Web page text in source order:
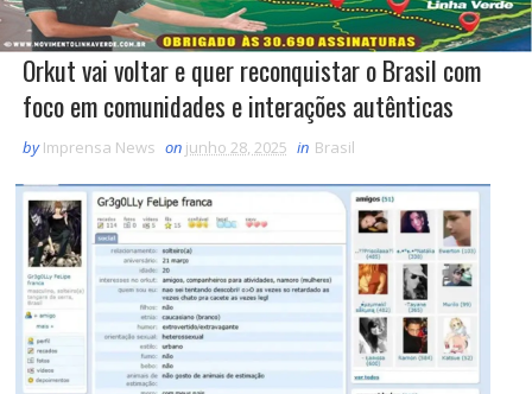
Orkut vai voltar e quer reconquistar o Brasil com
foco em comunidades e interações autênticas
by Imprensa News on junho 28, 2025 in Brasil